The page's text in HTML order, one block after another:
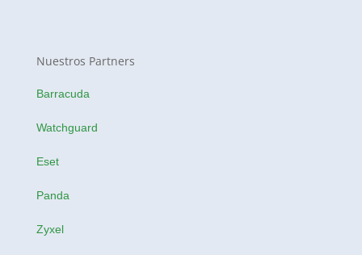
Nuestros Partners
Barracuda
Watchguard
Eset
Panda
Zyxel